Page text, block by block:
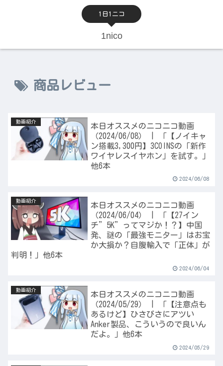
1日1ニコ
1nico
商品レビュー
動画紹介
本日オススメのニコニコ動画
（2024/06/08） | 「【ノイキャ
ン搭載3,300円】3COINSの「新作
ワイヤレスイヤホン」を試す。」
他6本
2024/06/08
動画紹介
本日オススメのニコニコ動画
（2024/06/04） | 「【27イン
チ”5K”ってマジか！？】中国
発、謎の「最強モニター」はお宝
か大損か？自腹輸入で「正体」が
判明！」他6本
2024/06/04
動画紹介
本日オススメのニコニコ動画
（2024/05/29） | 「【注意点も
あるけど】ひさびさにアツい
Anker製品、こういうので良いん
だよ。」他6本
2024/05/29